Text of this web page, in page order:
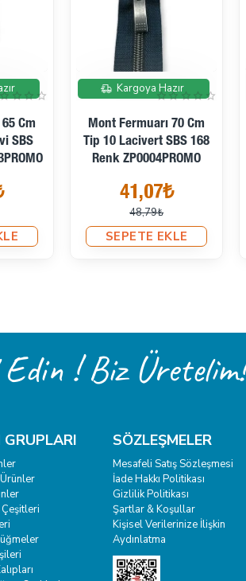
Cm
SBS
İndirimde
Kargoya Hazır
Mont Fermuarı 70 Cm
Tip 10 Lacivert SBS 168
Renk ZP0004PROMO
41,07₺
48,79₺
SEPETE EKLE
! Biz Üretelim!
GRUPLARI SÖZLEŞMELER
Mesafeli Satış Sözleşmesi
İade Hakkı Politikası
Gizlilik Politikası
Şartlar & Koşullar
Kişisel Verilerinize İlişkin
Aydınlatma